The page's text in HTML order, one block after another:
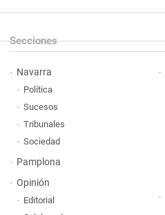
Secciones
Navarra
Política
Sucesos
Tribunales
Sociedad
Pamplona
Opinión
Editorial